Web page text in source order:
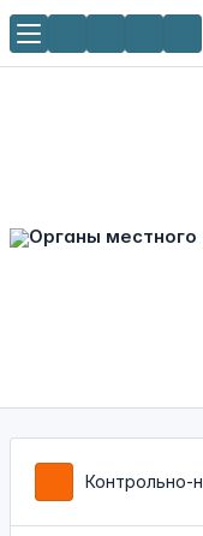
Контрольно-